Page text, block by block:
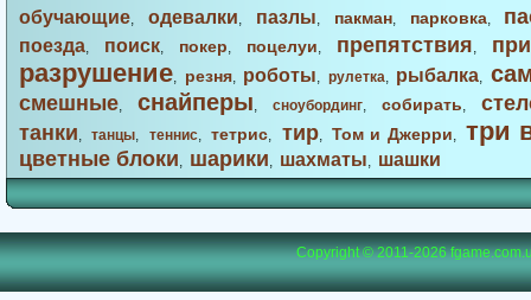
обучающие, одевалки, пазлы, пакман, парковка,
поезда, поиск, покер, поцелуи, препятствия,
разрушение, резня, роботы, рулетка, рыбалка,
смешные, снайперы, сноубординг, собирать,
танки,танцы, теннис,тетрис, тир,Том и Джерри, три
цветные блоки, шарики, шахматы, шашки
Copyright © 2011-2026